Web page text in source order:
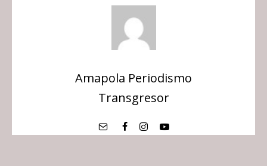
Amapola Periodismo
Transgresor